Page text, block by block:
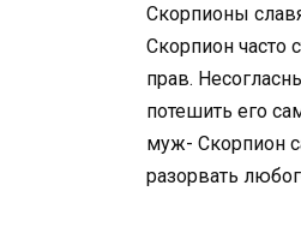
Скорпионы
Скорпион часто
прав.
потешить его
муж- Скорпион
разорвать